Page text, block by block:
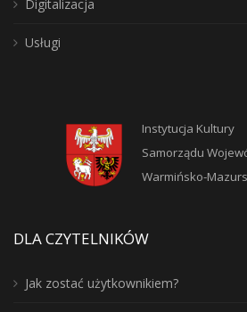
Digitalizacja
Usługi
Instytucja Kultury
Samorządu
Warmińsko-
DLA CZYTELNIKÓW
Jak zostać użytkownikiem?